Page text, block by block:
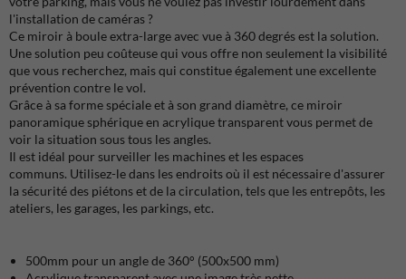
l'installation de caméras ?
Ce miroir à boule extra-large avec vue à 360 degrés est la solution.
Une solution peu coûteuse qui vous offre non seulement la visibilité
que vous recherchez, mais qui constitue également une excellente
prévention contre le vol.
Grâce à sa forme spéciale et à son grand diamètre, ce miroir
panoramique sphérique en acrylique transparent vous permet de
voir la situation sous tous les angles.
Il est idéal pour surveiller les machines et les espaces
communs. Utilisez-le dans les endroits où il est nécessaire d'assurer
la sécurité des piétons et de la circulation, tels que les entrepôts, les
ateliers, les garages, les parkings, etc.
500mm pour un angle de 360° (500x500 mm)